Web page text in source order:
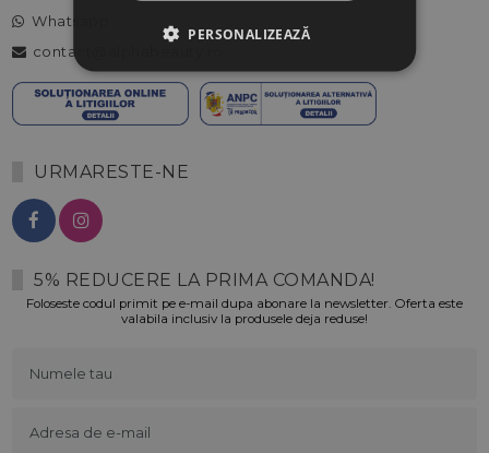
Whatsapp
contact@alphabeauty.ro
URMARESTE-NE
5% REDUCERE LA PRIMA COMANDA!
Foloseste codul primit pe e-mail dupa abonare la newsletter. Oferta este
valabila inclusiv la produsele deja reduse!
PERSONALIZEAZĂ